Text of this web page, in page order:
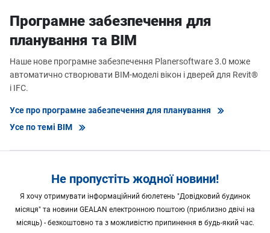
Програмне забезпечення для
планування та BIM
Наше нове програмне забезпечення Planersoftware 3.0 може
автоматично створювати BIM-моделі вікон і дверей для Revit®
і IFC.
Усе про програмне забезпечення для планування
Усе по темі BIM
Не пропустіть жодної новини!
Я хочу отримувати інформаційний бюлетень "Довідковий будинок
місяця" та новини GEALAN електронною поштою (приблизно двічі на
місяць) - безкоштовно та з можливістю припинення в будь-який час.